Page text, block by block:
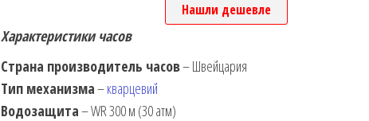
Нашли дешевле
Характеристики часов
Страна производитель часов– Швейцария
Тип механизма–кварцевий
Водозащита– WR 300 м (30 атм)